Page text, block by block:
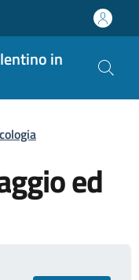
in
ed